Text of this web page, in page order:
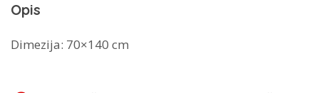
Opis
Dimezija: 70×140 cm